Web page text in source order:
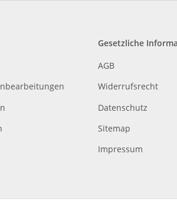
Gesetzliche
AGB
Widerrufsrecht
Datenschutz
Sitemap
Impressum